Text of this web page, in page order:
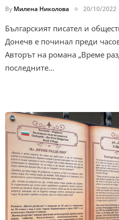
By Милена Николова 20/10/2022
Българският писател и
Донечв е починал преди
Авторът на романa „Време
последните…